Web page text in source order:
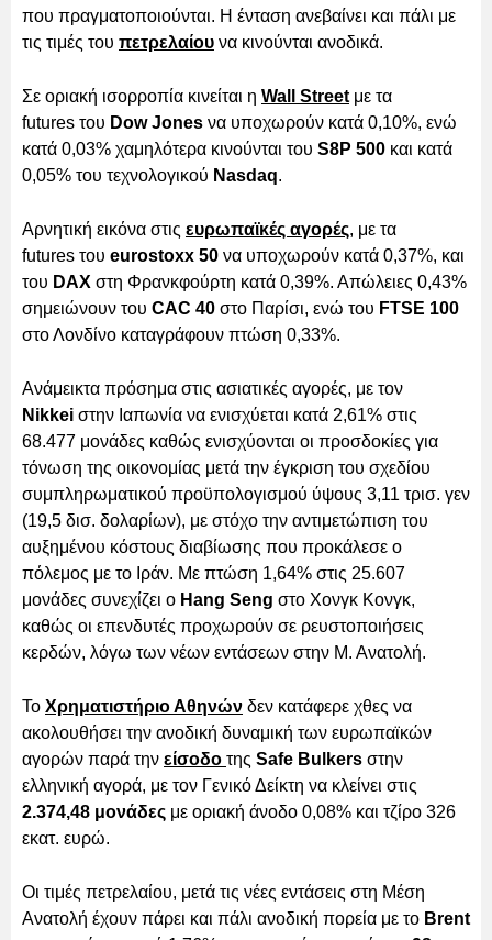
που πραγματοποιούνται. Η ένταση ανεβαίνει και πάλι με
τις τιμές του πετρελαίου να κινούνται ανοδικά.
Σε οριακή ισορροπία κινείται η Wall Street με τα
futures του Dow Jones να υποχωρούν κατά 0,10%, ενώ
κατά 0,03% χαμηλότερα κινούνται του S8P 500 και κατά
0,05% του τεχνολογικού Nasdaq.
Αρνητική εικόνα στις ευρωπαϊκές αγορές, με τα
futures του eurostoxx 50 να υποχωρούν κατά 0,37%, και
του DAX στη Φρανκφούρτη κατά 0,39%. Απώλειες 0,43%
σημειώνουν του CAC 40 στο Παρίσι, ενώ του FTSE 100
στο Λονδίνο καταγράφουν πτώση 0,33%.
Ανάμεικτα πρόσημα στις ασιατικές αγορές, με τον
Nikkei στην Ιαπωνία να ενισχύεται κατά 2,61% στις
68.477 μονάδες καθώς ενισχύονται οι προσδοκίες για
τόνωση της οικονομίας μετά την έγκριση του σχεδίου
συμπληρωματικού προϋπολογισμού ύψους 3,11 τρισ. γεν
(19,5 δισ. δολαρίων), με στόχο την αντιμετώπιση του
αυξημένου κόστους διαβίωσης που προκάλεσε ο
πόλεμος με το Ιράν. Με πτώση 1,64% στις 25.607
μονάδες συνεχίζει ο Hang Seng στο Χονγκ Κονγκ,
καθώς οι επενδυτές προχωρούν σε ρευστοποιήσεις
κερδών, λόγω των νέων εντάσεων στην Μ. Ανατολή.
Το Χρηματιστήριο Αθηνών δεν κατάφερε χθες να
ακολουθήσει την ανοδική δυναμική των ευρωπαϊκών
αγορών παρά την είσοδο της Safe Bulkers στην
ελληνική αγορά, με τον Γενικό Δείκτη να κλείνει στις
2.374,48 μονάδες με οριακή άνοδο 0,08% και τζίρο 326
εκατ. ευρώ.
Οι τιμές πετρελαίου, μετά τις νέες εντάσεις στη Μέση
Ανατολή έχουν πάρει και πάλι ανοδική πορεία με το Brent